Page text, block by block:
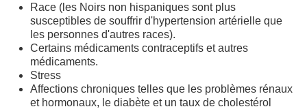
Race (les Noirs non hispaniques sont plus
susceptibles de souffrir d'hypertension artérielle que
les personnes d'autres races).
Certains médicaments contraceptifs et autres
médicaments.
Stress
Affections chroniques telles que les problèmes rénaux
et hormonaux, le diabète et un taux de cholestérol